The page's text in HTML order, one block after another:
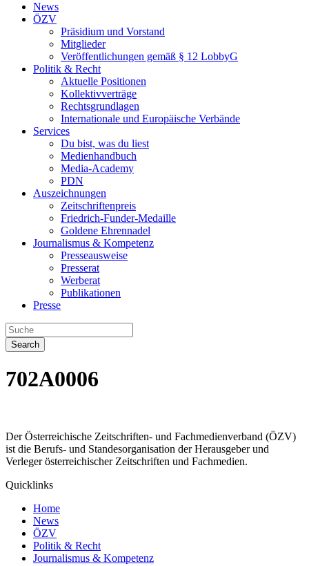
News
ÖZV
Präsidium und Vorstand
Mitglieder
Veröffentlichungen gemäß § 12 LobbyG
Politik & Recht
Aktuelle Positionen
Kollektivverträge
Rechtsgrundlagen
Internationale und Europäische Verbände
Services
Du bist, was du liest
Medienhandbuch
Media-Academy
PDN
Auszeichnungen
Zeitschriftenpreis
Friedrich-Funder-Medaille
Goldene Ehrennadel
Journalismus & Kompetenz
Presseausweise
Presserat
Werberat
Publikationen
Presse
Search
702A0006
Der Österreichische Zeitschriften- und Fachmedienverband (ÖZV)
ist die Berufs- und Standesorganisation der Herausgeber und
Verleger österreichischer Zeitschriften und Fachmedien.
Quicklinks
Home
News
ÖZV
Politik & Recht
Journalismus & Kompetenz